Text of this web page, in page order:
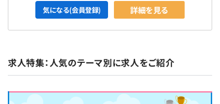
気になる(会員登録) 詳細を見る
求人特集：人気のテーマ別に求人をご紹介